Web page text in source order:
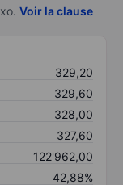
Voir la clause
329,20
329,60
328,00
327,60
122'962,00
42,88%